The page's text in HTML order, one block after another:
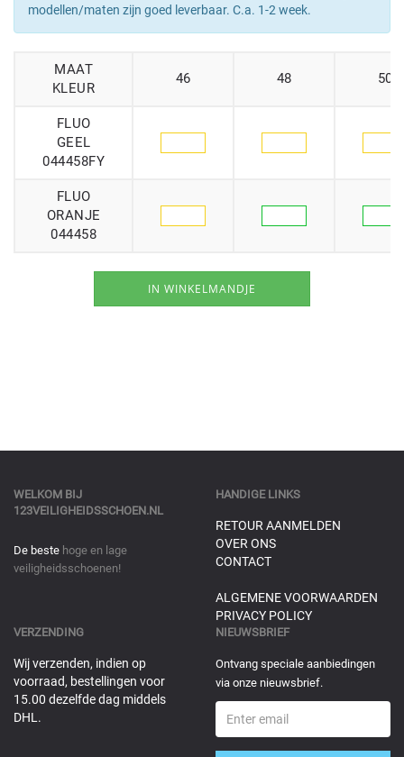
modellen/maten zijn goed leverbaar. C.a. 1-2 week.
MAAT
KLEUR
46 48 50
FLUO
GEEL
044458FY
FLUO
ORANJE
044458
WELKOM BIJ
123VEILIGHEIDSSCHOEN.NL
De beste hoge en lage
veiligheidsschoenen!
HANDIGE LINKS
RETOUR AANMELDEN
OVER ONS
CONTACT
ALGEMENE VOORWAARDEN
PRIVACY POLICY
VERZENDING
Wij verzenden, indien op
voorraad, bestellingen voor
15.00 dezelfde dag middels
DHL.
NIEUWSBRIEF
Ontvang speciale aanbiedingen
via onze nieuwsbrief.